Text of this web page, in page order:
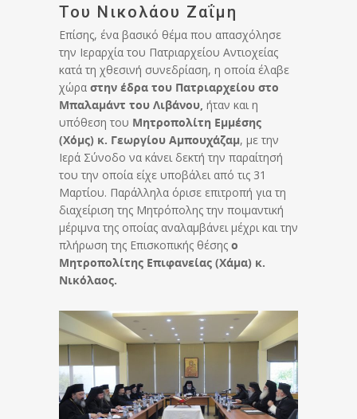
Του Νικολάου Ζαΐμη
Επίσης, ένα βασικό θέμα που απασχόλησε
την Ιεραρχία του Πατριαρχείου Αντιοχείας
κατά τη χθεσινή συνεδρίαση, η οποία έλαβε
χώρα στην έδρα του Πατριαρχείου στο
Μπαλαμάντ του Λιβάνου, ήταν και η
υπόθεση του Μητροπολίτη Εμμέσης
(Χόμς) κ. Γεωργίου Αμπουχάζαμ, με την
Ιερά Σύνοδο να κάνει δεκτή την παραίτησή
του την οποία είχε υποβάλει από τις 31
Μαρτίου. Παράλληλα όρισε επιτροπή για τη
διαχείριση της Μητρόπολης την ποιμαντική
μέριμνα της οποίας αναλαμβάνει μέχρι και την
πλήρωση της Επισκοπικής θέσης ο
Μητροπολίτης Επιφανείας (Χάμα) κ.
Νικόλαος.